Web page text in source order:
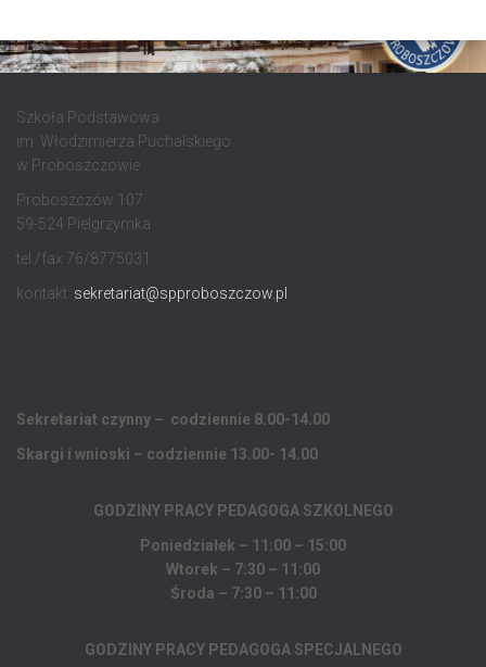
Szkoła Podstawowa
im. Włodzimierza Puchalskiego
w Proboszczowie
Proboszczów 107
59-524 Pielgrzymka
tel./fax 76/8775031
kontakt: sekretariat@spproboszczow.pl
Sekretariat czynny – codziennie 8.00-14.00
Skargi i wnioski – codziennie 13.00- 14.00
GODZINY PRACY PEDAGOGA SZKOLNEGO
Poniedziałek – 11:00 – 15:00
Wtorek – 7:30 – 11:00
Środa – 7:30 – 11:00
GODZINY PRACY PEDAGOGA SPECJALNEGO